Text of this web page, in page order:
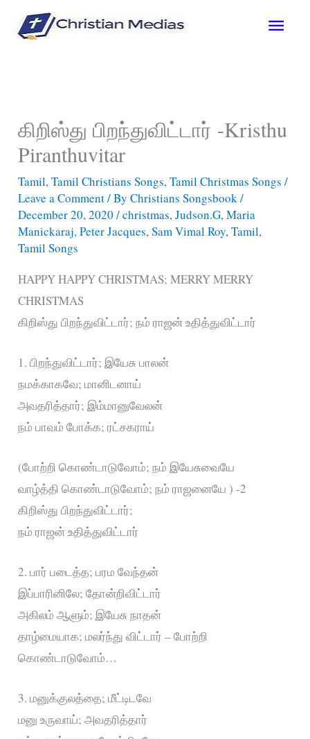
Main
கிறிஸ்து பிறந்துவிட்டார் -Kristhu
Piranthuvitar
Tamil,Tamil Christians Songs,Tamil Christmas Songs /
Leave a Comment/ ByChristians Songsbook/
December 20, 2020/christmas,Judson.G,Maria
Manickaraj,Peter Jacques,Sam Vimal Roy,Tamil,
Tamil Songs
HAPPY HAPPY CHRISTMAS; MERRY MERRY
CHRISTMAS
கிறிஸ்து பிறந்துவிட்டார்; நம் ராஜன் உதித்துவிட்டார்
1. பிறந்துவிட்டார்; இயேசு பாலன்
நமக்காகவே; மானிடனாய்
அவதரித்தார்; இம்மானுவேலன்
நம் பாவம் போக்க; ரட்சகராய்
(போற்றி கொண்டாடுவோம்; நம் இயேசுவையே
வாழ்த்தி கொண்டாடுவோம்; நம் ராஜனையே ) -2
கிறிஸ்து பிறந்துவிட்டார்;
நம் ராஜன் உதித்துவிட்டார்
2. பார் படைத்த; பரம வேந்தன்
இப்பாரினிலே; தோன்றிவிட்டார்
அகிலம் ஆளும்; இயேசு நாதன்
தாழ்மையாக; மலர்ந்து விட்டார் – போற்றி
கொண்டாடுவோம்…
3. மனுக்குலத்தை; மீட்டிடவே
மனு உருவாய்; அவதரித்தார்